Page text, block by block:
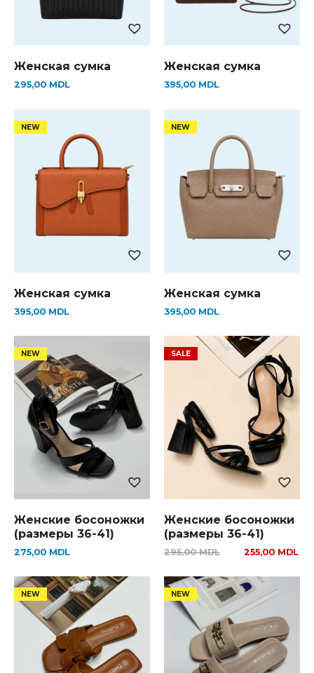
Женская сумка
295,00 MDL
Женская сумка
395,00 MDL
Женская сумка
395,00 MDL
Женская сумка
395,00 MDL
Женские босоножки
(размеры 36-41)
275,00 MDL
Женские босоножки
(размеры 36-41)
295,00MDL 255,00 MDL